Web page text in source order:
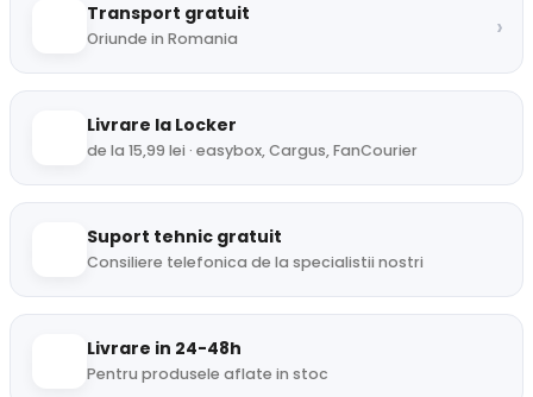
Transport gratuit
Oriunde in Romania ›
Livrare la Locker
de la 15,99 lei · easybox, Cargus, FanCourier
Suport tehnic gratuit
Consiliere telefonica de la specialistii nostri
Livrare in 24-48h
Pentru produsele aflate in stoc